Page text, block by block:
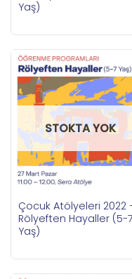
Yaş)
STOKTA YOK
Çocuk Atölyeleri 2022
Rölyeften Hayaller (5-7
Yaş)